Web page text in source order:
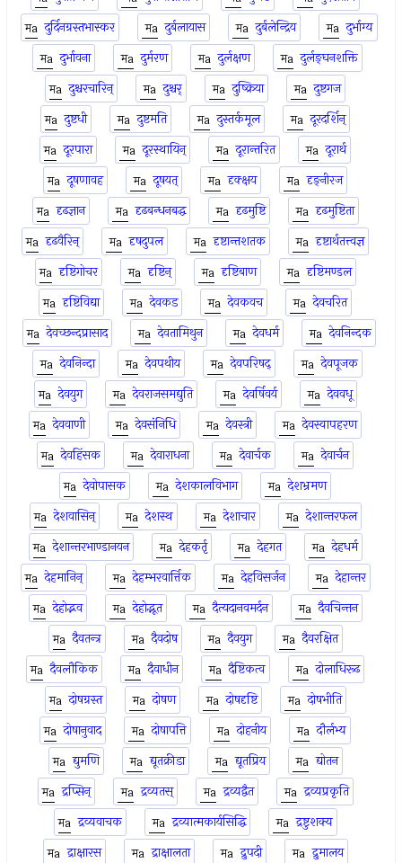
दुर्दिनग्रस्तभास्कर
दुर्बलायास दुर्बलेन्द्रिय
दुर्भाग्य
दुर्भावना
दुर्मरण दुर्लक्षण
दुर्लङ्घनशक्ति
दुश्चरचारिन्
दुश्चर् दुष्क्रिया
दुष्टगज
दुष्टधी
दुष्टमति दुस्तर्कमूल
दूरदर्शिन्
दूरपारा
दूरस्थायिन् दूरान्तरित
दूरार्थ
दूषणावह
दूषयत् दृक्क्षय
दृङ्नीरज
दृढज्ञान
दृढबन्धनबद्ध दृढमुष्टि
दृढमुष्टिता
दृढवैरिन्
दृषदुपल दृष्टान्तशतक
दृष्टार्थतत्त्वज्ञ
दृष्टिगोचर
दृष्टिन् दृष्टिबाण
दृष्टिमण्डल
दृष्टिविद्या
देवकड देवकवच
देवचरित
देवच्छन्दप्रासाद
देवतामिथुन देवधर्म
देवनिन्दक
देवनिन्दा
देवपथीय देवपरिषद्
देवपूजक
देवयुग
देवराजसमद्युति देवर्षिवर्य
देववधू
देववाणी
देवसंनिधि देवस्त्री
देवस्वापहरण
देवहिंसक
देवाराधना देवार्चक
देवार्चन
देवोपासक
देशकालविभाग
देशभ्रमण
देशवासिन्
देशस्थ देशाचार
देशान्तरफल
देशान्तरभाण्डानयन
देहकर्तृ देहगत
देहधर्म
देहमानिन्
देहम्भरवार्त्तिक देहविसर्जन
देहान्तर
देहोद्भव
देहोद्भूत दैत्यदानवमर्दन
दैवचिन्तन
दैवतन्त्र
दैवदोष दैवयुग
दैवरक्षित
दैवलौकिक
दैवाधीन दैष्टिकत्व
दोलाधिरूढ
दोषग्रस्त
दोषण दोषदृष्टि
दोषभीति
दोषानुवाद
दोषापत्ति दोहनीय
दौर्लभ्य
द्युमणि
द्यूतक्रीडा द्यूतप्रिय
द्योतन
द्रप्सिन्
द्रव्यतस् द्रव्यद्वैत
द्रव्यप्रकृति
द्रव्यवाचक
द्रव्यात्मकार्यसिद्धि
द्रष्टुशक्य
द्राक्षारस
द्राक्षालता द्रुपदी
द्रुमालय